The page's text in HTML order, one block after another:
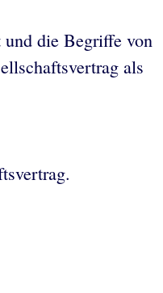
die Begriffe von
als